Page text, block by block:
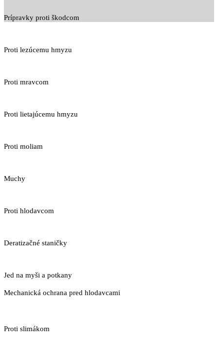
Prípravky proti škodcom
Proti lezúcemu hmyzu
Proti mravcom
Proti lietajúcemu hmyzu
Proti moliam
Muchy
Proti hlodavcom
Deratizačné staničky
Jed na myši a potkany
Mechanická ochrana pred hlodavcami
Proti slimákom